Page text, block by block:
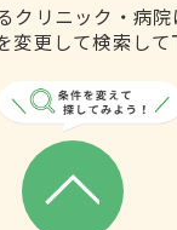
クリニック・病
変更して検索して